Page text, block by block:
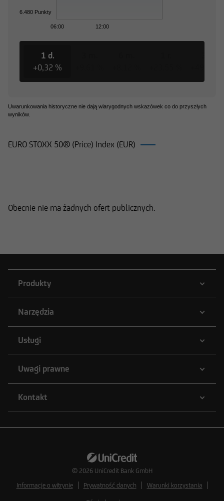
06:00 12:00
6.480 Punkty
1 d.
+0,32 %
Uwarunkowania historyczne nie dają wiarygodnych wskazówek co do przyszłych
wyników.
EURO STOXX 50® (Price) Index (EUR)
Obecnie nie ma żadnych ofert publicznych.
Produkty
Narzędzia
Usługi
Uwagi prawne
Kontakt
© 2026 UniCredit Bank GmbH
Informacje o witrynie
Prywatność danych Warunki korzystania